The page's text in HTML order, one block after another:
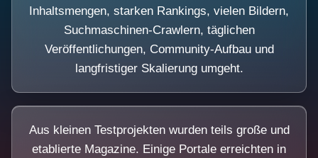
Inhaltsmengen, starken Rankings, vielen Bildern,
Suchmaschinen-Crawlern, täglichen
Veröffentlichungen, Community-Aufbau und
langfristiger Skalierung umgeht.
Aus kleinen Testprojekten wurden teils große und
etablierte Magazine. Einige Portale erreichten in